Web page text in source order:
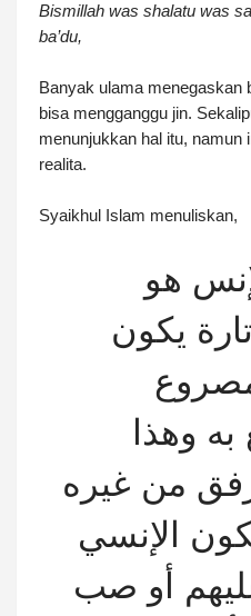
Bismillah was shalatu was
ba’du,
Banyak ulama menegaskan
bisa mengganggu jin.
menunjukkan hal itu, namun
realita.
Syaikhul Islam menuliskan,
هو
يكون
وهذا
من غيره
الإنسي
أو صب